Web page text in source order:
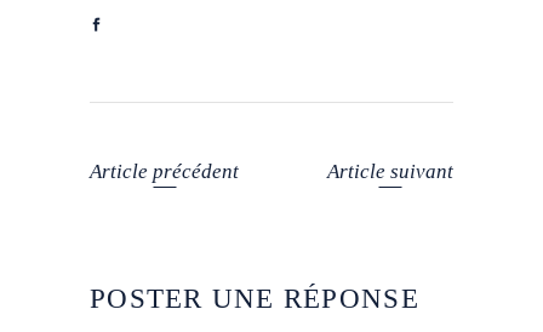
Article précédent Article suivant
POSTER UNE RÉPONSE